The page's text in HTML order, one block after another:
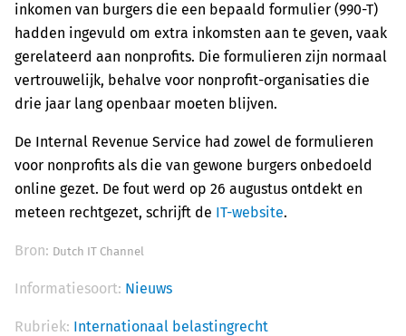
inkomen van burgers die een bepaald formulier (990-T)
hadden ingevuld om extra inkomsten aan te geven, vaak
gerelateerd aan nonprofits. Die formulieren zijn normaal
vertrouwelijk, behalve voor nonprofit-organisaties die
drie jaar lang openbaar moeten blijven.
De Internal Revenue Service had zowel de formulieren
voor nonprofits als die van gewone burgers onbedoeld
online gezet. De fout werd op 26 augustus ontdekt en
meteen rechtgezet, schrijft de IT-website.
Bron: Dutch IT Channel
Informatiesoort: Nieuws
Rubriek: Internationaal belastingrecht